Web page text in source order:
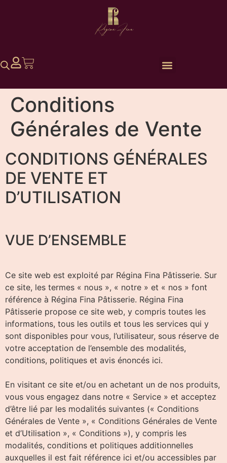
Conditions
Générales de Vente
CONDITIONS GÉNÉRALES
DE VENTE ET
D’UTILISATION
VUE D’ENSEMBLE
Ce site web est exploité par Régina Fina Pâtisserie. Sur
ce site, les termes « nous », « notre » et « nos » font
référence à Régina Fina Pâtisserie. Régina Fina
Pâtisserie propose ce site web, y compris toutes les
informations, tous les outils et tous les services qui y
sont disponibles pour vous, l’utilisateur, sous réserve de
votre acceptation de l’ensemble des modalités,
conditions, politiques et avis énoncés ici.
En visitant ce site et/ou en achetant un de nos produits,
vous vous engagez dans notre « Service » et acceptez
d’être lié par les modalités suivantes (« Conditions
Générales de Vente », « Conditions Générales de Vente
et d’Utilisation », « Conditions »), y compris les
modalités, conditions et politiques additionnelles
auxquelles il est fait référence ici et/ou accessibles par